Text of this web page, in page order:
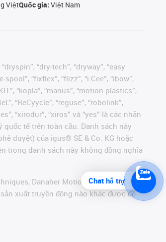
ViệtQuốc gia:Việt Nam
“dry-tech”, “dryway”, “easy
“fixflex”, “flizz”, “i.Cee”, “ibow”,
“kopla”, “manus”, “motion plastics”,
“ReCyycle”, “reguse”, “robolink”,
“xirodur”, “xiros” và “yes” là các nhãn
tế trên toàn cầu. Danh sách này
duyệt) của igus® SE & Co. KG hoặc
trong danh sách này không đồng nghĩa
Danaher Motion, ELAU, FAGOR,
sản xuất truyền động nào khác được đề
Chat hỗ trợ